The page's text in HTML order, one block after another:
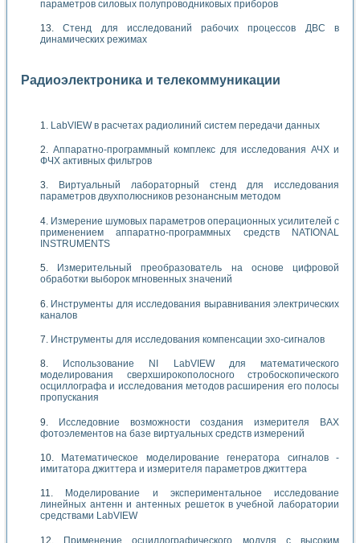
параметров силовых полупроводниковых приборов
Стенд для исследований рабочих процессов ДВС в
динамических режимах
Радиоэлектроника и телекоммуникации
LabVIEW в расчетах радиолиний систем передачи данных
Аппаратно-программный комплекс для исследования АЧХ и
ФЧХ активных фильтров
Виртуальный лабораторный стенд для исследования
параметров двухполюсников резонансным методом
Измерение шумовых параметров операционных усилителей с
применением аппаратно-программных средств NATIONAL
INSTRUMENTS
Измерительный преобразователь на основе цифровой
обработки выборок мгновенных значений
Инструменты для исследования выравнивания электрических
каналов
Инструменты для исследования компенсации эхо-сигналов
Использование NI LabVIEW для математического
моделирования сверхширокополосного стробоскопического
осциллографа и исследования методов расширения его полосы
пропускания
Исследовние возможности создания измерителя ВАХ
фотоэлементов на базе виртуальных средств измерений
Математическое моделирование генератора сигналов -
имитатора джиттера и измерителя параметров джиттера
Моделирование и экспериментальное исследование
линейных антенн и антенных решеток в учебной лаборатории
средствами LabVIEW
Применение осциллографического модуля с высоким